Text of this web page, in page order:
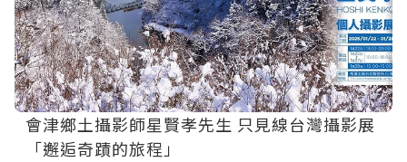
會津鄉土攝影師星賢孝先生 只見線台灣攝影展
「邂逅奇蹟的旅程」